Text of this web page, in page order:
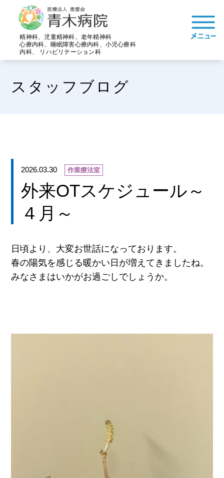
精神科、児童精神科、老年精神科
心療内科、睡眠障害心療内科、小児心療科
内科、 リハビリテーション科
スタッフブログ
2026.03.30 作業療法室
外来OTスケジュール～
４月～
日頃より、大変お世話になっております。
春の陽気を感じる暖かい日が増えてきましたね。
みなさまはいかがお過ごしでしょうか。